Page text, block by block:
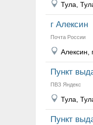
Тула,
г Алексин
Почта России
Алексин,
Пункт
ПВЗ Яндекс
Тула,
Пункт